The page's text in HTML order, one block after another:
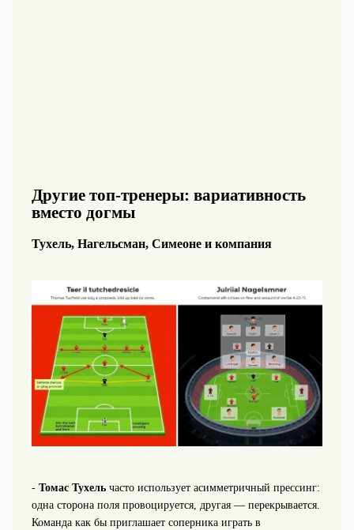
Другие топ-тренеры: вариативность
вместо догмы
Тухель, Нагельсман, Симеоне и компания
- Томас Тухельчасто использует асимметричный прессинг:
одна сторона поля провоцируется, другая — перекрывается.
Команда как бы приглашает соперника играть в